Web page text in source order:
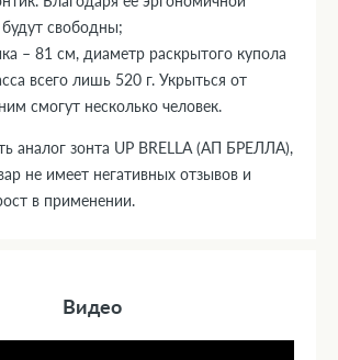
свободны;
– 81 см, диаметр раскрытого купола
всего лишь 520 г. Укрыться от
смогут несколько человек.
аналог зонта UP BRELLA (АП БРЕЛЛА),
не имеет негативных отзывов и
в применении.
Видео